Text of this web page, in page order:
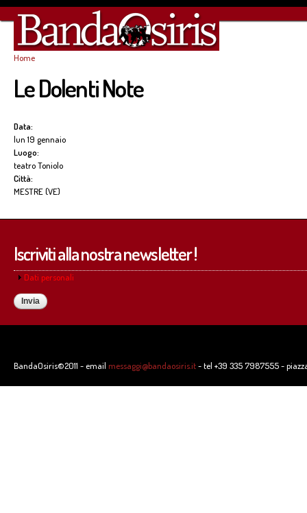
Tu sei qui
Home
Le Dolenti Note
Data:
lun 19 gennaio
Luogo:
teatro Toniolo
Città:
MESTRE (VE)
Iscriviti alla nostra newsletter !
Mostra
Dati personali
BandaOsiris©2011 - email messaggi@bandaosiris.it- tel +39 335 7987555 -